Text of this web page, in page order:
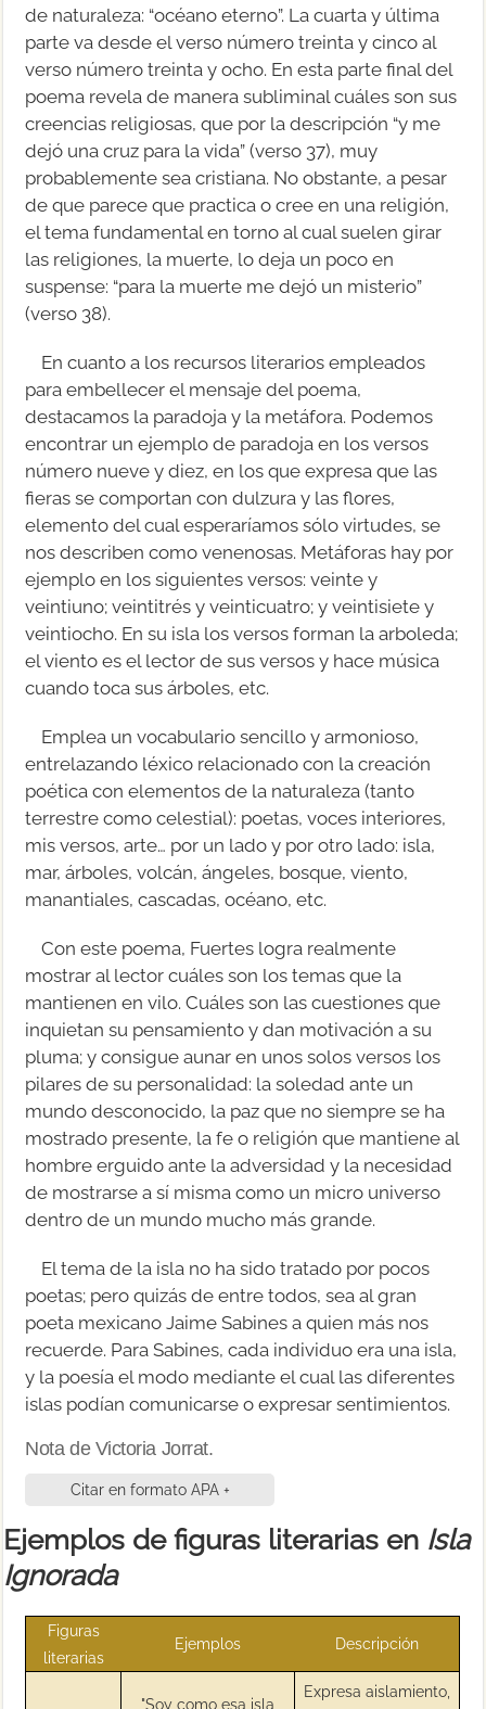
de naturaleza: “océano eterno”. La cuarta y última
parte va desde el verso número treinta y cinco al
verso número treinta y ocho. En esta parte final del
poema revela de manera subliminal cuáles son sus
creencias religiosas, que por la descripción “y me
dejó una cruz para la vida” (verso 37), muy
probablemente sea cristiana. No obstante, a pesar
de que parece que practica o cree en una religión,
el tema fundamental en torno al cual suelen girar
las religiones, la muerte, lo deja un poco en
suspense: “para la muerte me dejó un misterio”
(verso 38).
En cuanto a los recursos literarios empleados
para embellecer el mensaje del poema,
destacamos la paradoja y la metáfora. Podemos
encontrar un ejemplo de paradoja en los versos
número nueve y diez, en los que expresa que las
fieras se comportan con dulzura y las flores,
elemento del cual esperaríamos sólo virtudes, se
nos describen como venenosas. Metáforas hay por
ejemplo en los siguientes versos: veinte y
veintiuno; veintitrés y veinticuatro; y veintisiete y
veintiocho. En su isla los versos forman la arboleda;
el viento es el lector de sus versos y hace música
cuando toca sus árboles, etc.
Emplea un vocabulario sencillo y armonioso,
entrelazando léxico relacionado con la creación
poética con elementos de la naturaleza (tanto
terrestre como celestial): poetas, voces interiores,
mis versos, arte… por un lado y por otro lado: isla,
mar, árboles, volcán, ángeles, bosque, viento,
manantiales, cascadas, océano, etc.
Con este poema, Fuertes logra realmente
mostrar al lector cuáles son los temas que la
mantienen en vilo. Cuáles son las cuestiones que
inquietan su pensamiento y dan motivación a su
pluma; y consigue aunar en unos solos versos los
pilares de su personalidad: la soledad ante un
mundo desconocido, la paz que no siempre se ha
mostrado presente, la fe o religión que mantiene al
hombre erguido ante la adversidad y la necesidad
de mostrarse a sí misma como un micro universo
dentro de un mundo mucho más grande.
El tema de la isla no ha sido tratado por pocos
poetas; pero quizás de entre todos, sea al gran
poeta mexicano Jaime Sabines a quien más nos
recuerde. Para Sabines, cada individuo era una isla,
y la poesía el modo mediante el cual las diferentes
islas podían comunicarse o expresar sentimientos.
Nota de Victoria Jorrat.
Citar en formato APA +
Ejemplos de figuras literarias en Isla
Ignorada
Figuras
literarias
Ejemplos Descripción
"Soy como esa isla
Expresa aislamiento,